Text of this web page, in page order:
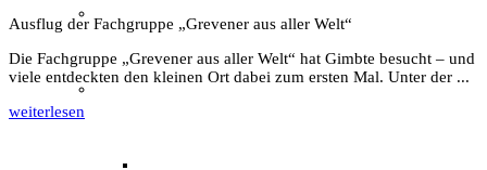
Ausflug der Fachgruppe „Grevener aus aller Welt“
Die Fachgruppe „Grevener aus aller Welt“ hat Gimbte besucht – und
viele entdeckten den kleinen Ort dabei zum ersten Mal. Unter der ...
weiterlesen